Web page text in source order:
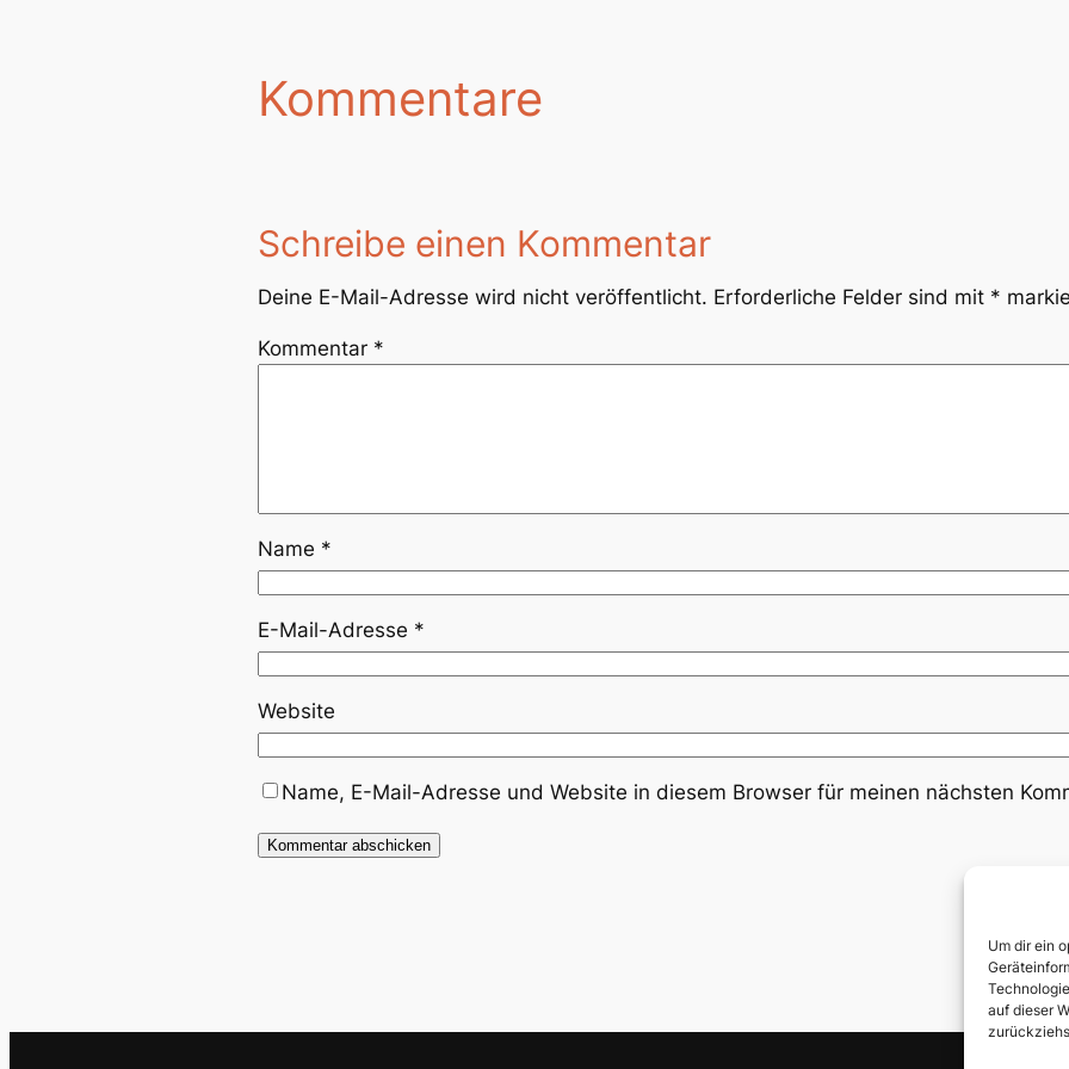
Um dir ein
auf dieser
Kommentare
Schreibe einen Kommentar
Deine E-Mail-Adresse wird nicht veröffentlicht. Erforderliche Felder sind mit *
Kommentar *
Name *
E-Mail-Adresse *
Website
Name, E-Mail-Adresse und Website in diesem Browser für meinen nächsten